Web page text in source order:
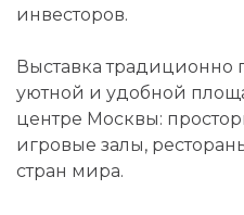
инвесторов.
Выставка традиционно
уютной и удобной
центре Москвы:
игровые залы,
стран мира.